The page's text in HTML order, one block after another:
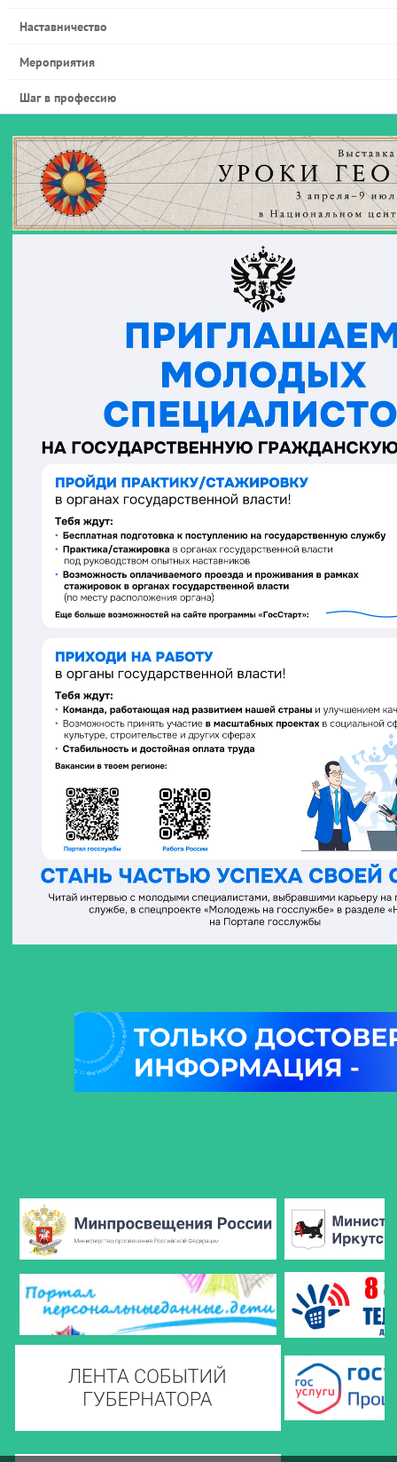
Наставничество
Мероприятия
Шаг в профессию